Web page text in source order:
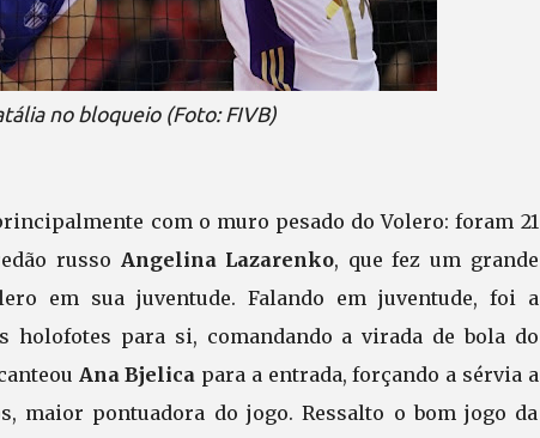
no bloqueio (Foto: FIVB)
com o muro pesado do Volero: foram 21
russo Angelina Lazarenko, que fez um grande
em sua juventude. Falando em juventude, foi a
holofotes para si, comandando a virada de bola do
Ana Bjelica para a entrada, forçando a sérvia a
maior pontuadora do jogo. Ressalto o bom jogo da